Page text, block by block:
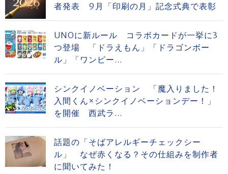
者発表 9月「印刷の月」記念式典で表彰
UNOに新ルール コラボカードが一挙に3
つ登場 「ドラえもん」「ドラゴンボー
ル」「ワンピー...
シンクイノベーション 「魔入りました！
入間くん×シンクイノベーションデー！」
を開催 西武ラ...
話題の「そばアレルギーチェックシー
ル」 なぜ赤くなる？その仕組みを制作者
に聞いてみた！